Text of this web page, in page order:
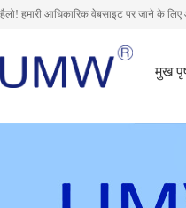
हैलो! हमारी आधिकारिक वेबसाइट पर जाने के
मुख